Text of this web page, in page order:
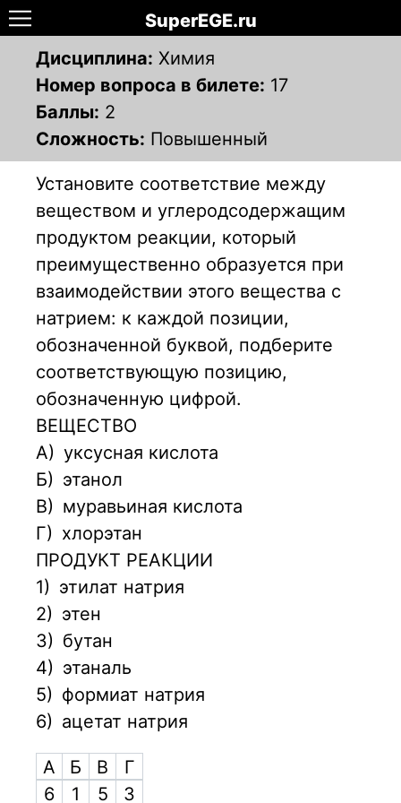
SuperEGE.ru
Дисциплина: Химия
Номер вопроса в билете: 17
Баллы: 2
Сложность: Повышенный
Установите соответствие между
веществом и углеродсодержащим
продуктом реакции, который
преимущественно образуется при
взаимодействии этого вещества с
натрием: к каждой позиции,
обозначенной буквой, подберите
соответствующую позицию,
обозначенную цифрой.
ВЕЩЕСТВО
А) уксусная кислота
Б) этанол
В) муравьиная кислота
Г) хлорэтан
ПРОДУКТ РЕАКЦИИ
1) этилат натрия
2) этен
3) бутан
4) этаналь
5) формиат натрия
6) ацетат натрия
А Б В
Г
6
1 5 3